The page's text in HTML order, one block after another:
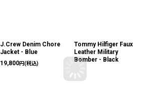
J.Crew Denim Chore
Jacket - Blue
19,800円(税込)
Tommy Hilfiger Faux
Leather Military
Bomber - Black